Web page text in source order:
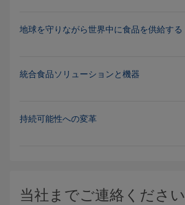
地球を守りながら世界中に食品を供給する
統合食品ソリューションと機器
持続可能性への変革
当社までご連絡ください